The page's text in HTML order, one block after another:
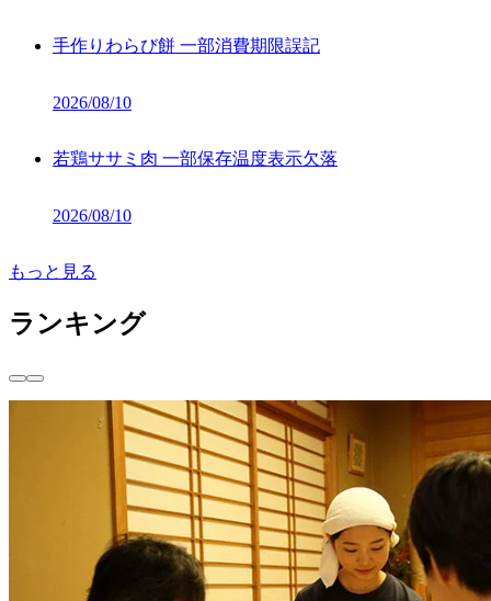
手作りわらび餅 一部消費期限誤記
2026/08/10
若鶏ササミ肉 一部保存温度表示欠落
2026/08/10
もっと見る
ランキング